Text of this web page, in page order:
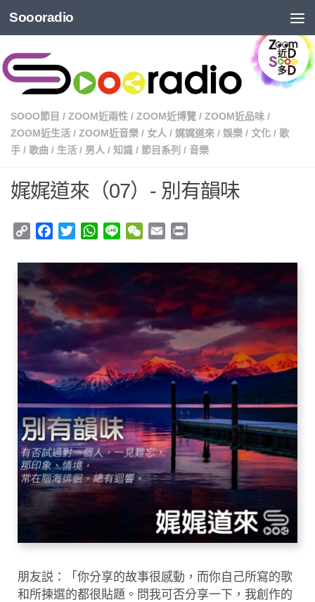
Soooradio
SOOO節目 / ZOOM近兩性 / ZOOM近博覽 / ZOOM近品味 /
ZOOM近生活 / ZOOM近音樂 / 女人 / 娓娓道來 / 娛樂 / 文化 / 歌
手 / 歌曲 / 生活 / 男人 / 知識 / 節目系列 / 音樂
娓娓道來（07）- 別有韻味
Copy
Facebook
TwitterWhatsApp
Line WeChat
Email
朋友説：「你分享的故事很感動，而你自己所寫的歌
和所揀選的都很貼題。問我可否分享一下，我創作的